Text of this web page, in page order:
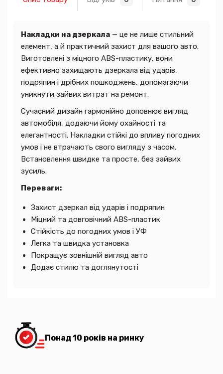
Накладки на дзеркала — це не лише стильний
елемент, а й практичний захист для вашого авто.
Виготовлені з міцного ABS-пластику, вони
ефективно захищають дзеркала від ударів,
подряпин і дрібних пошкоджень, допомагаючи
уникнути зайвих витрат на ремонт.
Сучасний дизайн гармонійно доповнює вигляд
автомобіля, додаючи йому охайності та
елегантності. Накладки стійкі до впливу погодних
умов і не втрачають свого вигляду з часом.
Встановлення швидке та просте, без зайвих
зусиль.
Переваги:
Захист дзеркал від ударів і подряпин
Міцний та довговічний ABS-пластик
Стійкість до погодних умов і УФ
Легка та швидка установка
Покращує зовнішній вигляд авто
Додає стилю та доглянутості
Понад 10 років на ринку